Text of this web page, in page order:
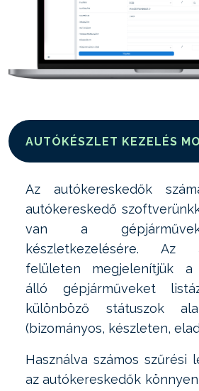
AUTÓKÉSZLET KEZELÉS
Az autókereskedők
autókereskedő
van a
készletkezelésére. Az
felületen megjelenítjük a
álló gépjárműveket
különböző státuszok
(bizományos, készleten,
Használva számos szűrési
az autókereskedők